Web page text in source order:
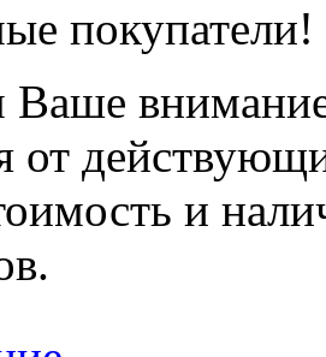
покупатели!
от
и